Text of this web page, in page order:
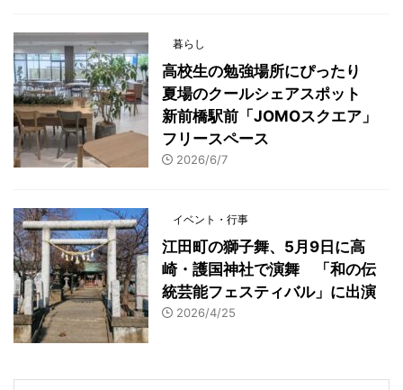
暮らし
高校生の勉強場所にぴったり
夏場のクールシェアスポット
新前橋駅前「JOMOスクエア」
フリースペース
2026/6/7
イベント・行事
江田町の獅子舞、5月9日に高
崎・護国神社で演舞 「和の伝
統芸能フェスティバル」に出演
2026/4/25